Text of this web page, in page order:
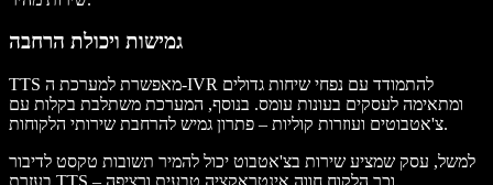
גמישות ויכולת הרחבה
TTS מאפשרת למערכת ה-IVR להתמודד עם נפחי שיחות גדולים
ומתאימה לעסקים בעונות עומס. בנוסף, המערכת משתלבת בקלות עם
צ'אטבוטים ועוזרות קוליות – פתרון גמיש להרחבת שירותי הלקוחות.
למשל, עסק שמציע שירות בצ'אטבוט יכול להמיר תשובות טקסט לדיבור
בעזרת TTS – וכך הלקוח חווה אינטראקציה טבעית ורציפה.